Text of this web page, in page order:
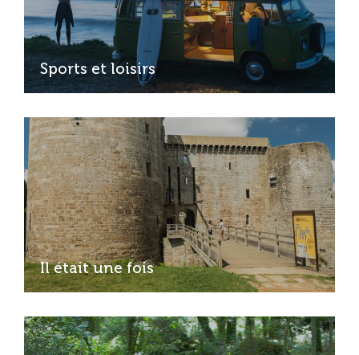
Sports et loisirs
Il était une fois